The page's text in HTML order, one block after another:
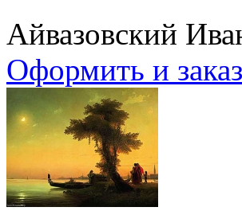
Айвазовский
Оформить и